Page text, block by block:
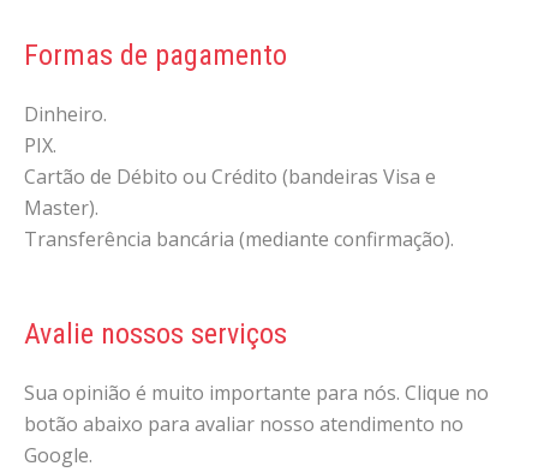
Formas de pagamento
Dinheiro.
PIX.
Cartão de Débito ou Crédito (bandeiras Visa e
Master).
Transferência bancária (mediante confirmação).
Avalie nossos serviços
Sua opinião é muito importante para nós. Clique no
botão abaixo para avaliar nosso atendimento no
Google.